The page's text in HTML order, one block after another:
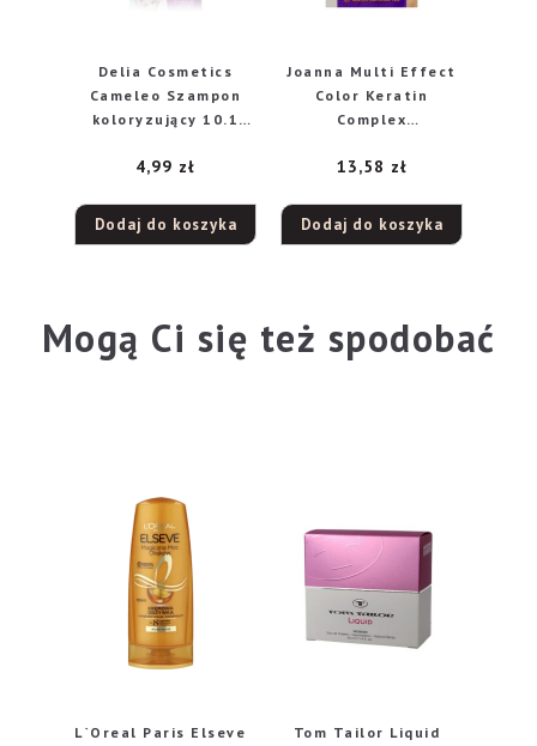
Delia Cosmetics
Cameleo Szampon
koloryzujący 10.1
4,99 zł
Dodaj do koszyka
Joanna Multi Effect
Color Keratin
Complex
13,58 zł
Dodaj do koszyka
Mogą Ci się też spodobać
L`Oreal Paris Elseve
Tom Tailor Liquid